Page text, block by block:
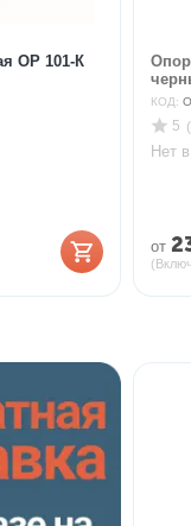
ОР 101-К
КОД:
5
Нет
от